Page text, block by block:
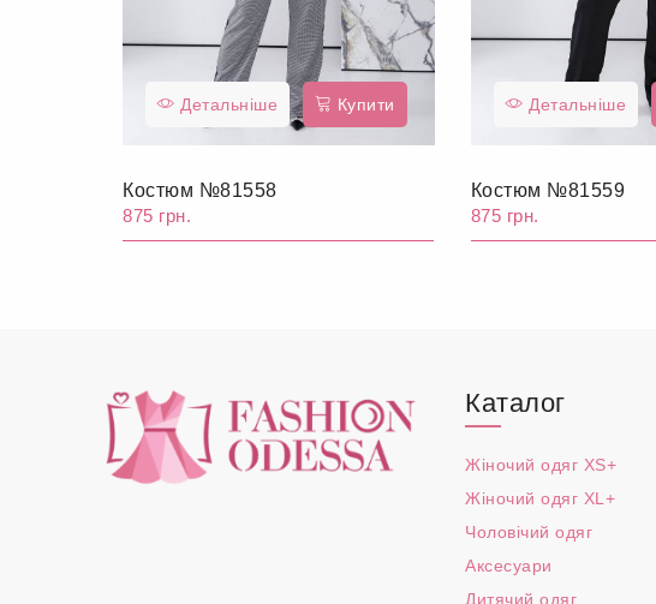
Детальніше Купити
Костюм №81558
875 грн.
Детальніше
Костюм №81559
875 грн.
Каталог
Жіночий одяг XS+
Жіночий одяг XL+
Чоловічий одяг
Аксесуари
Дитячий одяг